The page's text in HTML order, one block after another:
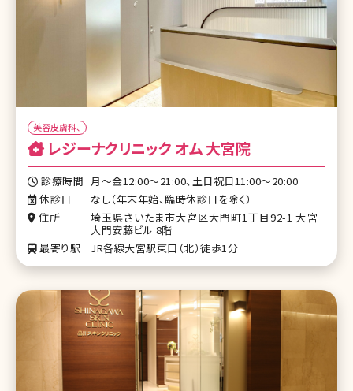
美容皮膚科、
レジーナクリニック オム 大宮院
診療時間 月～金12:00～21:00、土日祝日11:00～20:00
休診日
なし（年末年始、臨時休診日を除く）
住所
埼玉県さいたま市大宮区大門町1丁目92-1 大宮
大門安藤ビル 8階
最寄り駅
JR各線大宮駅東口（北）徒歩1分